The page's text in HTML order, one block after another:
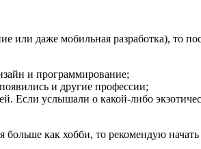
или даже мобильная разработка), то
и программирование;
и другие профессии;
Если услышали о какой-либо
как хобби, то рекомендую начать